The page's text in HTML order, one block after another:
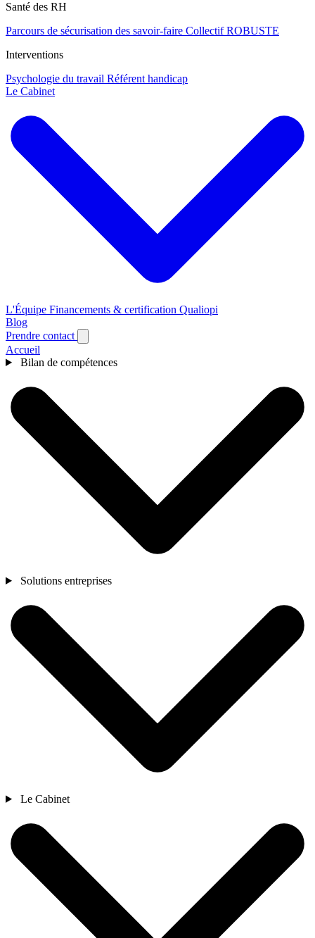
Santé des RH
Parcours de sécurisation des savoir-faire Collectif ROBUSTE
Interventions
Psychologie du travail Référent handicap
Le Cabinet
L'Équipe Financements & certification Qualiopi
Blog
Prendre contact
Accueil
Bilan de compétences
Solutions entreprises
Le Cabinet